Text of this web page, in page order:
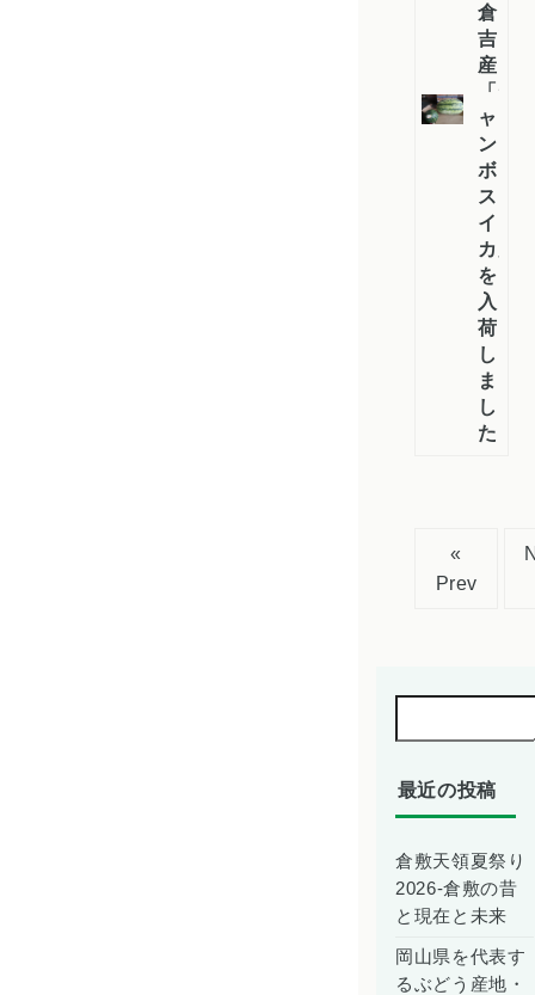
倉
吉
産
「ジ
ャ
ン
ボ
ス
イ
カ」
を
入
荷
し
ま
し
た
«
Prev
最近の投稿
倉敷天領夏祭り
2026-倉敷の昔
と現在と未来
岡山県を代表す
るぶどう産地・